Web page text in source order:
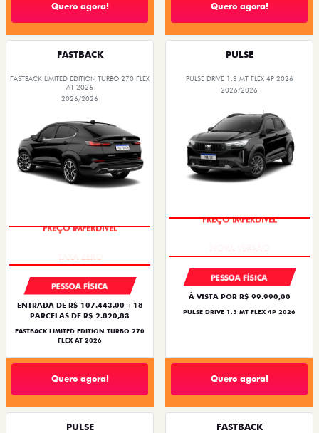
Quero agora! Quero agora!
FASTBACK
FASTBACK LIMITED EDITION TURBO 270 FLEX
AT 2026
2026/2026
PREÇO IMPERDÍVEL
PESSOA FÍSICA
ENTRADA DE R$ 107.443,00 +18
PARCELAS DE R$ 2.820,83
FASTBACK LIMITED EDITION TURBO 270
FLEX AT 2026
Quero agora!
PULSE
PULSE DRIVE 1.3 MT FLEX 4P 2026
2026/2026
PREÇO IMPERDÍVEL
PESSOA FÍSICA
À VISTA POR R$ 99.990,00
PULSE DRIVE 1.3 MT FLEX 4P 2026
Quero agora!
PULSE FASTBACK